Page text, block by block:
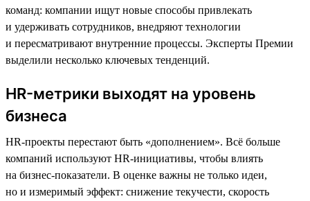
команд: компании ищут новые способы привлекать
и удерживать сотрудников, внедряют технологии
и пересматривают внутренние процессы. Эксперты Премии
выделили несколько ключевых тенденций.
HR-метрики выходят на уровень
бизнеса
HR-проекты перестают быть «дополнением». Всё больше
компаний используют HR-инициативы, чтобы влиять
на бизнес-показатели. В оценке важны не только идеи,
но и измеримый эффект: снижение текучести, скорость